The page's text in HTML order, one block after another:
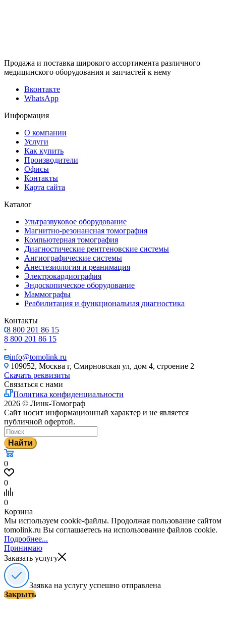
Продажа и поставка широкого ассортимента различного
медицинского оборудования и запчастей к нему
Вконтакте
WhatsApp
Информация
О компании
Услуги
Как купить
Производители
Офисы
Контакты
Карта сайта
Каталог
Ультразвуковое оборудование
Магнитно-резонансная томография
Компьютерная томография
Диагностические рентгеновские системы
Ангиографические системы
Анестезиология и реанимация
Электрокардиография
Эндоскопическое оборудование
Маммографы
Реабилитация и функциональная диагностика
Контакты
8 800 201 86 15
8 800 201 86 15
info@tomolink.ru
109052, Москва г, Смирновская ул, дом 4, строение 2
Скачать реквизиты
Связаться с нами
Политика конфиденциальности
2026 © Линк-Томограф
Сайт носит информационный характер и не является
публичной офертой.
Найти
0
0
0
Корзина
Мы используем cookie-файлы. Продолжая пользование сайтом
tomolink.ru Вы соглашаетесь на использование файлов cookie.
Подробнее...
Принимаю
Заказать услугу
Заявка на услугу успешно отправлена
Закрыть